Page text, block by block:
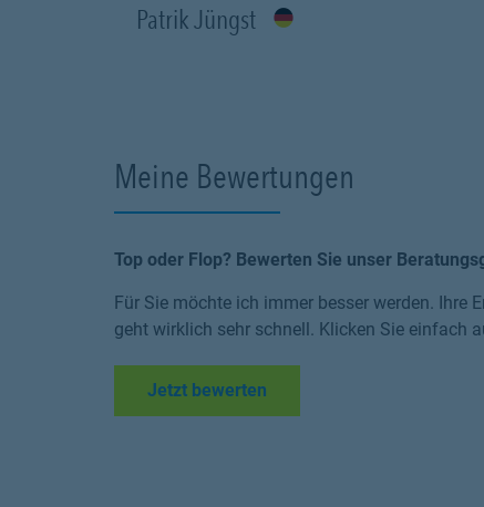
Patrik Jüngst
Meine Bewertungen
Top oder Flop? Bewerten Sie unser
Für Sie möchte ich immer besser werden. Ihre
geht wirklich sehr schnell. Klicken Sie einfach
Jetzt bewerten